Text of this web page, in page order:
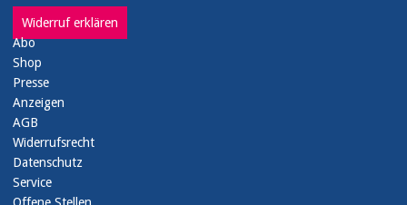
Widerruf erklären
Abo
Shop
Presse
Anzeigen
AGB
Widerrufsrecht
Datenschutz
Service